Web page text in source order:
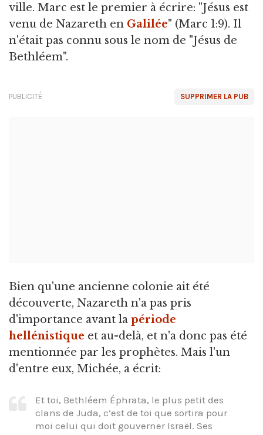
ville. Marc est le premier à écrire: "Jésus est
venu de Nazareth en Galilée" (Marc 1:9). Il
n'était pas connu sous le nom de "Jésus de
Bethléem".
SUPPRIMER LA PUB
PUBLICITÉ
Bien qu'une ancienne colonie ait été
découverte, Nazareth n'a pas pris
d'importance avant la période
hellénistique et au-delà, et n'a donc pas été
mentionnée par les prophètes. Mais l'un
d'entre eux, Michée, a écrit:
Et toi, Bethléem Éphrata, le plus petit des
clans de Juda, c’est de toi que sortira pour
moi celui qui doit gouverner Israël. Ses